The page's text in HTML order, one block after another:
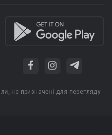
не призначені для перегляду